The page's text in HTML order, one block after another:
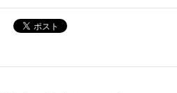
ポスト